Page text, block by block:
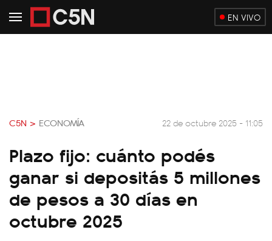
EN VIVO
C5N > ECONOMÍA 22 de octubre 2025 - 11:05
Plazo fijo: cuánto podés
ganar si depositás 5 millones
de pesos a 30 días en
octubre 2025